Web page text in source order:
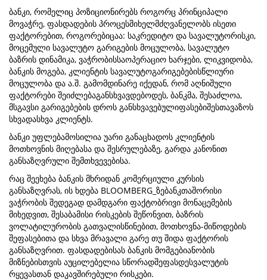
ბანკი, რომელიც პოზიციონირებს როგორც პრინციპალი
მოვაჭრე, ფასდადების პროცესშიხელმძღვანელობს ისეთი
ფაქტორებით, როგორებიცაა: საკრედიტო და სავალუტორისკი,
მოცემული სავალუტო გარიგების მოცულობა, სავალუტო
ბაზრის დინამიკა, ვაჭრობისსაოპერაციო ხარჯები, ლიკვიდობა,
ბანკის მოგება, კლიენტის სავალუტოგარიგებებისწლიური
მოცულობა და ა.შ. გამომდინარე იქედან, რომ აღნიშული
ფაქტორები შეიძლებაგანსხვავდებოდეს, ბანკმა, შესაძლოა,
მსგავსი გარიგებების დროს განსხვავებულიფასებიშესთავაზოს
სხვადასხვა კლიენტს.
ბანკი უფლებამოსილია უარი განაცხადოს კლიენტის
მოთხოვნის მიღებასა და შესრულებაზე, გარდა კანონით
განსაზღვრული შემთხვევებისა.
რაც შეეხება ბანკის მხრიდან კომერციული კურსის
განსაზღვრას, ის ხდება BLOOMBERG_ზებანკთაშორისი
ვაჭრობის შედეგად დამდგარი ფაქტობრივი მონაცემების
მიხედვით, შესაბამისი რისკების შეწონვით, ბაზრის
ვოლატილურობის გათვალისწინებით, მოთხოვნა-მიწოდების
შეფასებითა და სხვა მრავალი გარე თუ შიდა ფაქტორის
განსაზღვრით. ფასდადებისას ბანკის მომგებიანობის
მიზნებისთვის აუცილებელია სწორადშეფასდესვალუტის
რყევასთან დაკავშირებული რისკები.